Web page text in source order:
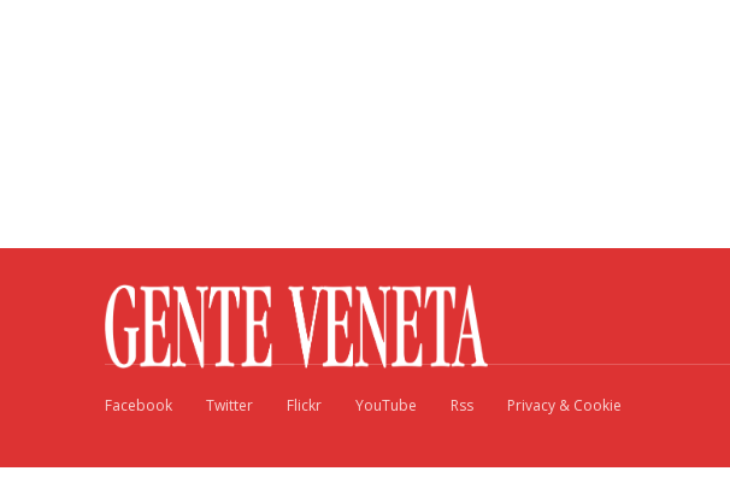
Facebook Twitter Flickr YouTube Rss Privacy & Cookie